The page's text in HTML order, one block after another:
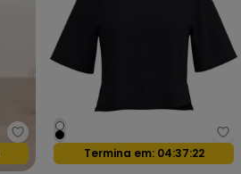
Lunender - Blusa de Mangas
Oferta relâmpago
Termina em: 04:37:20